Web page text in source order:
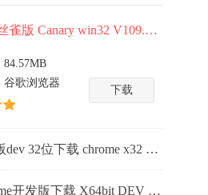
Chrome浏览器金丝雀版 Canary win32 V109.0.5414.3下载
84.57MB
谷歌浏览器
下载
谷歌浏览器开发版dev 32位下载 chrome x32 dev 106.0.5216.6 下载
谷歌浏览器 Chrome开发版下载 X64bit DEV v106.0.5216.6